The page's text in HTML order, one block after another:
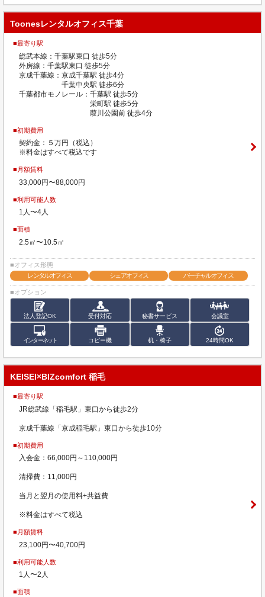
Toonesレンタルオフィス千葉
■最寄り駅
総武本線：千葉駅東口 徒歩5分
外房線：千葉駅東口 徒歩5分
京成千葉線：京成千葉駅 徒歩4分
千葉中央駅 徒歩6分
千葉都市モノレール：千葉駅 徒歩5分
栄町駅 徒歩5分
葭川公園前 徒歩4分
■初期費用
契約金：５万円（税込）
※料金はすべて税込です
■月額賃料
33,000円〜88,000円
■利用可能人数
1人〜4人
■面積
2.5㎡〜10.5㎡
■オフィス形態
レンタルオフィス
シェアオフィス バーチャルオフィス
■オプション
法人登記OK 受付対応 秘書サービス 会議室
インターネット コピー機 机・椅子 24時間OK
KEISEI×BIZcomfort 稲毛
■最寄り駅
JR総武線「稲毛駅」東口から徒歩2分
京成千葉線「京成稲毛駅」東口から徒歩10分
■初期費用
入会金：66,000円～110,000円
清掃費：11,000円
当月と翌月の使用料+共益費
※料金はすべて税込
■月額賃料
23,100円〜40,700円
■利用可能人数
1人〜2人
■面積